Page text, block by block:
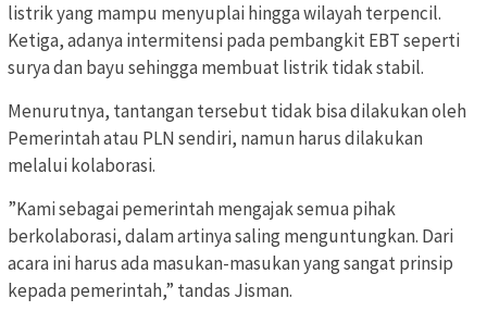
listrik yang mampu menyuplai hingga wilayah terpencil.
Ketiga, adanya intermitensi pada pembangkit EBT seperti
surya dan bayu sehingga membuat listrik tidak stabil.
Menurutnya, tantangan tersebut tidak bisa dilakukan oleh
Pemerintah atau PLN sendiri, namun harus dilakukan
melalui kolaborasi.
”Kami sebagai pemerintah mengajak semua pihak
berkolaborasi, dalam artinya saling menguntungkan. Dari
acara ini harus ada masukan-masukan yang sangat prinsip
kepada pemerintah,” tandas Jisman.